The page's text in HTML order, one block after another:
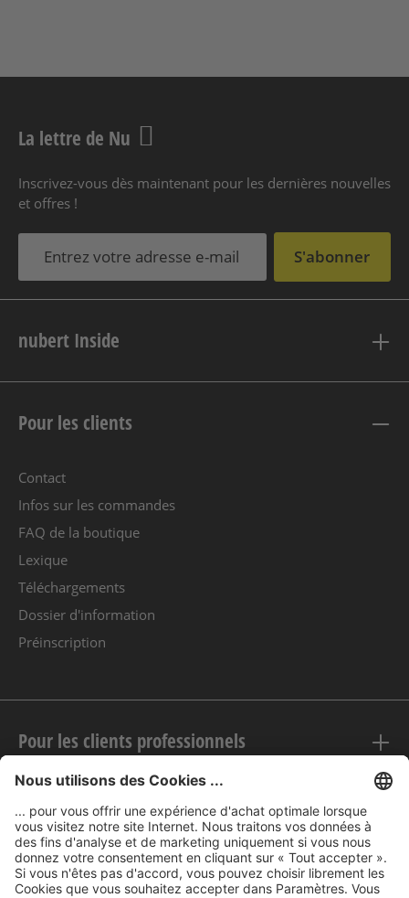
La lettre de Nu
Inscrivez-vous dès maintenant pour les dernières nouvelles
et offres !
S'abonner
nubert Inside
Pour les clients
Contact
Infos sur les commandes
FAQ de la boutique
Lexique
Téléchargements
Dossier d'information
Préinscription
Pour les clients professionnels
Mentions légales